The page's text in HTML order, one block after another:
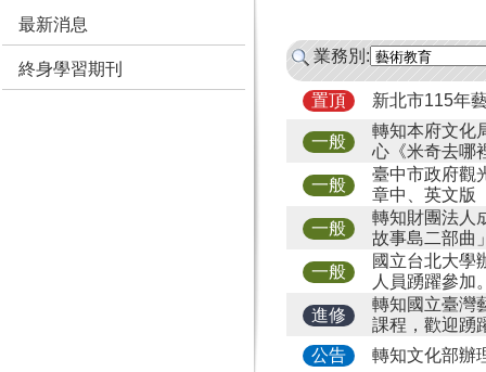
最新消息
終身學習期刊
業務別:
置頂 新北市115年
一般
轉知本府文化
心《米奇去哪
一般
臺中市政府觀
章中、英文版
一般
轉知財團法人
故事島二部曲
一般
國立台北大學
人員踴躍參加
進修
轉知國立臺灣
課程，歡迎踴
公告
轉知文化部辦